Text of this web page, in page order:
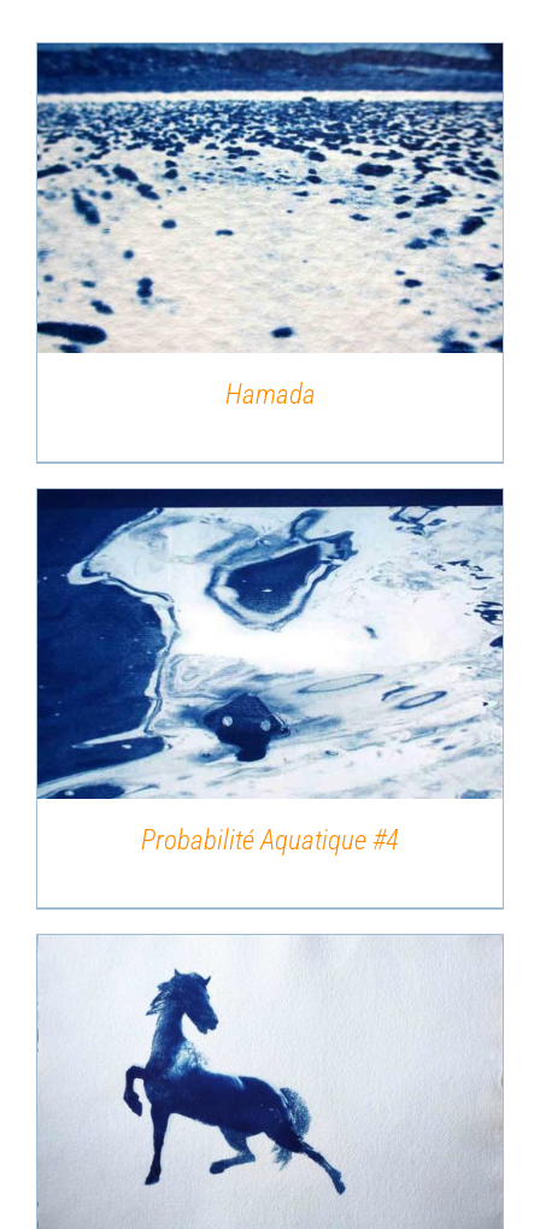
DÉTAILS
Hamada
Probabilité Aquatique #4
DÉTAILS